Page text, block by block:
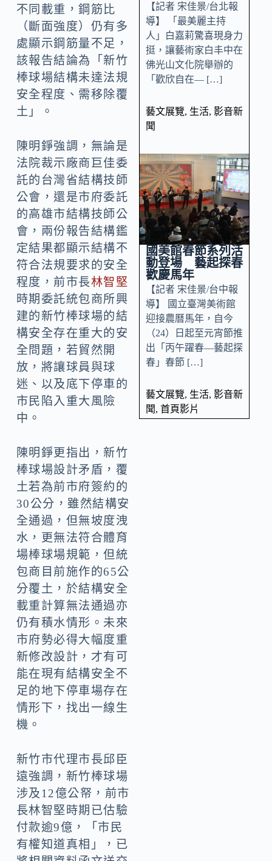
不同載重，鋼筋比
（斷面強度）仍有多
處顯示鋼筋量不足，
該報告結論為「新竹
棒球場結構未達法規
安全程度、需移除覆
土」。
陳明錚強調，無論是
法院裁示廠商巨佳委
託的台灣省結構技師
公會，還是市府委託
的高雄市結構技師公
會，兩份報告結構鑑
定結果都顯示結構不
符合法規要求的安全
程度，前市長林智堅
時期委託統包商所興
建的新竹棒球場的結
構安全存在重大的安
全問題，若貿然開
放，將讓球員與球
迷、以及底下停車的
市民陷入重大風險
中。
陳明錚更指出，新竹
棒球場設計矛盾，覆
土若為前市府簽約的
30公分，雖然結構安
全通過，但無坡度洩
水，更無法符合體育
場棒球場規範，但統
包商目前施作的65公
分覆土，於結構安全
載重計算無法通過亦
仍有積水情形。未來
市府勢必得大幅度重
新修改設計，才有可
能在現有結構安全不
足的地下停車場存在
情形下，找出一線生
機。
新竹市代理市長邱臣
遠強調，新竹棒球場
涉及12億公帑，前市
長林智堅時期已估驗
付款逾9億，「市民
有權知道真相」，已
【記者 宋佳景/台北報
導】 「最美麗主持
人」白嘉莉驚喜現身力
挺，讓藝術家白丰中在
佛光山文化院舉辦的
「歡欣自在— […]
藝文展覽, 生活, 影音新
聞
國美館春節系列活
動登場 藝起探春
歡慶馬年
【記者 宋佳景/台中報
導】 國立臺灣美術館
迎接農曆馬年，自今
（24）日起至元宵節推
出「丙午躍春—藝起探
春」春節 […]
藝文展覽, 生活, 影音新
聞, 首頁影片